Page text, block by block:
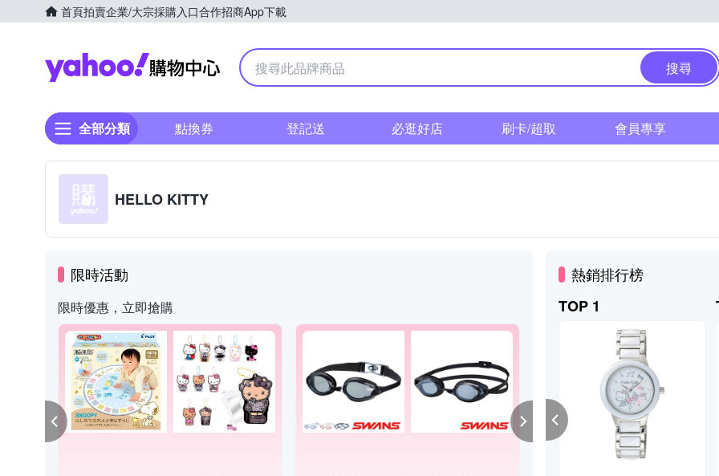
首頁拍賣企業/大宗採購入口合作招商App下載
Yahoo購物中心
搜尋
全部分類 點換券 登記送 必逛好店 刷卡/超取 會員專享
HELLO KITTY
限時活動
限時優惠，立即搶購
熱銷排行榜
TOP 1